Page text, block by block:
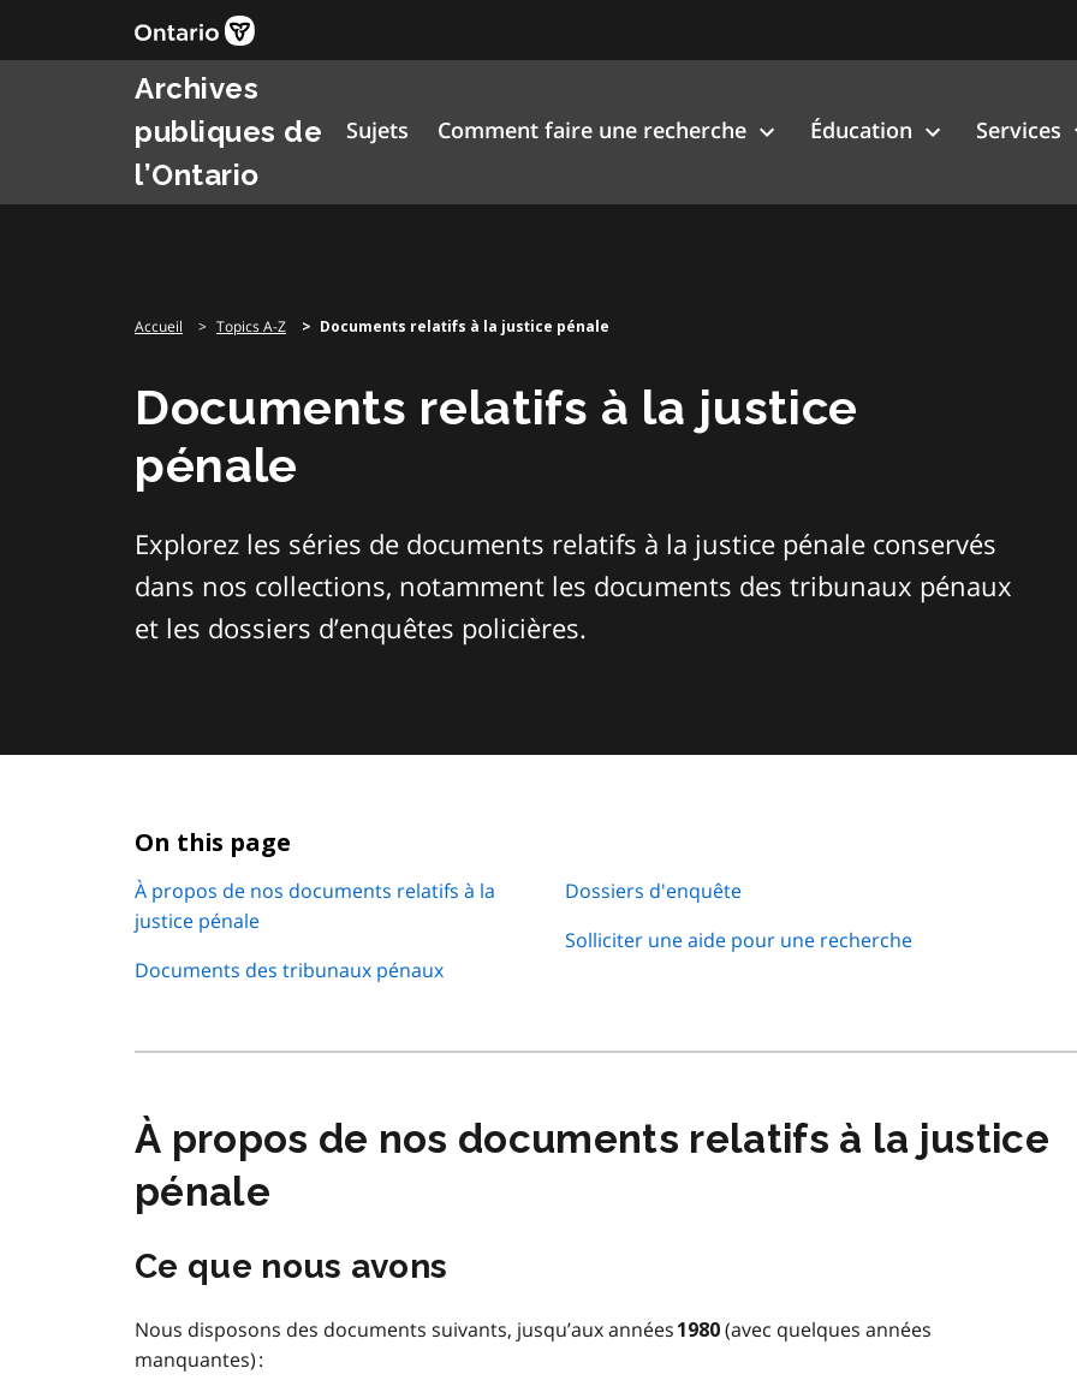
Archives
publiques de
l’Ontario
Sujets Comment faire une recherche Éducation Services
Accueil Topics A-Z Documents relatifs à la justice pénale
Documents relatifs à la justice
pénale
Explorez les séries de documents relatifs à la justice pénale conservés
dans nos collections, notamment les documents des tribunaux pénaux
et les dossiers d’enquêtes policières.
On this page
À propos de nos documents relatifs à la
justice pénale
Documents des tribunaux pénaux
Dossiers d'enquête
Solliciter une aide pour une recherche
À propos de nos documents relatifs à la justice
pénale
Ce que nous avons
Nous disposons des documents suivants, jusqu’aux années 1980 (avec quelques années
manquantes) :